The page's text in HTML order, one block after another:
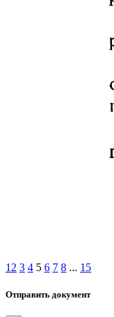
1 2 3 4 5 6 7 8 ... 15
Отправить документ